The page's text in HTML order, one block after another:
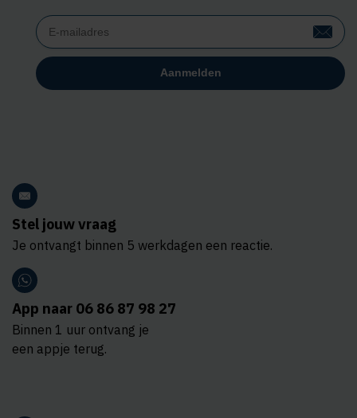
Stel jouw vraag
Je ontvangt binnen 5 werkdagen een reactie.
App naar 06 86 87 98 27
Binnen 1 uur ontvang je
een appje terug.